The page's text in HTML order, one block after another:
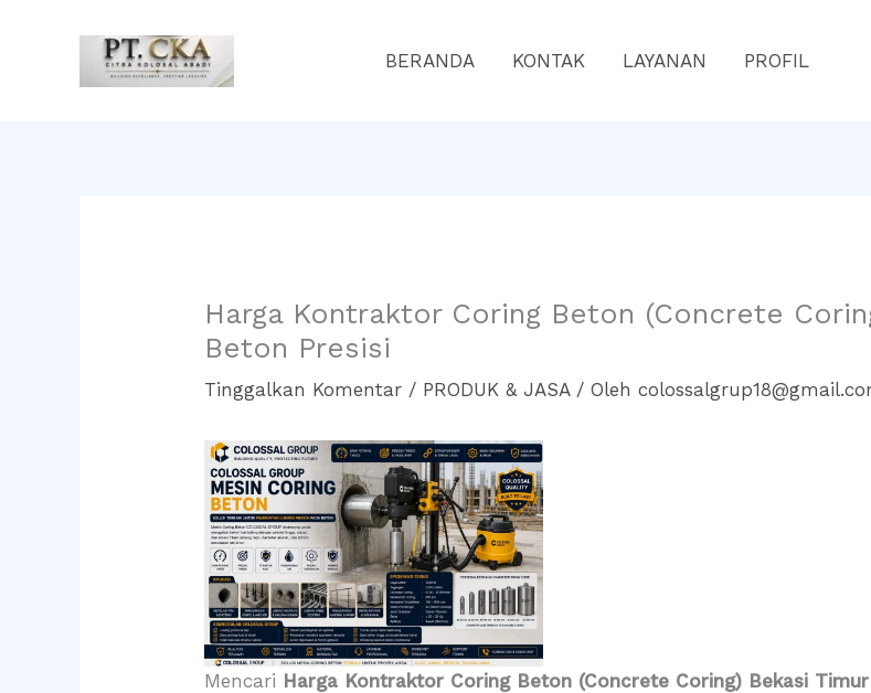
BERANDA KONTAK LAYANAN PROFIL
Harga Kontraktor Coring Beton (Concrete
Beton Presisi
Tinggalkan Komentar / PRODUK & JASA/ Oleh
Mencari Harga Kontraktor Coring Beton (Concrete Coring) Bekasi Timur